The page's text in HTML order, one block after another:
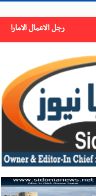
وإلى متى تستمر هذه المعاناة التي تمزق القلوب والضمائر؟